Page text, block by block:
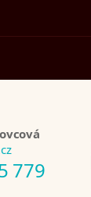
779